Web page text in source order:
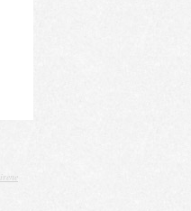
irene